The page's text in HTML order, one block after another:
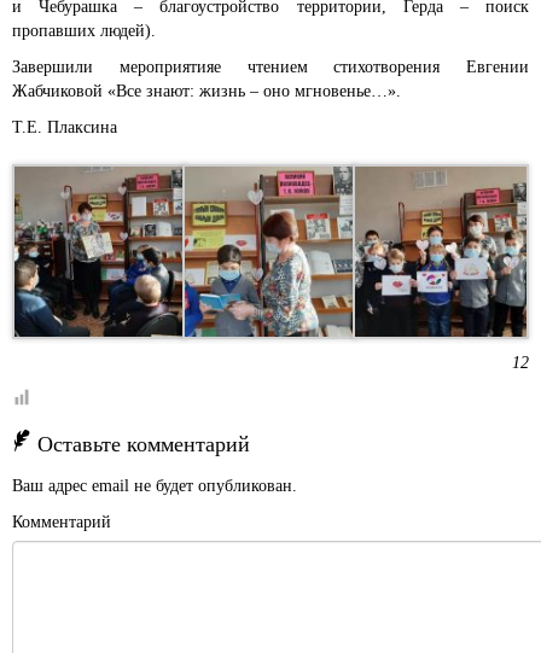
и Чебурашка – благоустройство территории, Герда – поиск
пропавших людей).
Завершили мероприятияе чтением стихотворения Евгении
Жабчиковой «Все знают: жизнь – оно мгновенье…».
Т.Е. Плаксина
12
Оставьте комментарий
Ваш адрес email не будет опубликован.
Комментарий